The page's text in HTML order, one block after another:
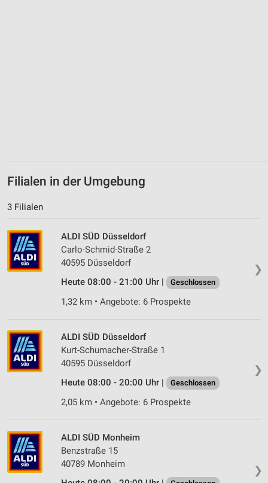
Filialen in der Umgebung
3 Filialen
❯
ALDI SÜD Düsseldorf
Carlo-Schmid-Straße 2
40595 Düsseldorf
Heute 08:00 - 21:00 Uhr |
Geschlossen
1,32 km • Angebote: 6 Prospekte
❯
ALDI SÜD Düsseldorf
Kurt-Schumacher-Straße 1
40595 Düsseldorf
Heute 08:00 - 20:00 Uhr |
Geschlossen
2,05 km • Angebote: 6 Prospekte
❯
ALDI SÜD Monheim
Benzstraße 15
40789 Monheim